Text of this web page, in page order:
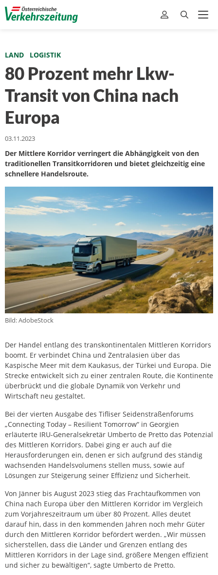
LAND LOGISTIK
80 Prozent mehr Lkw-
Transit von China nach
Europa
03.11.2023
Der Mittlere Korridor verringert die Abhängigkeit von den
traditionellen Transitkorridoren und bietet gleichzeitig eine
schnellere Handelsroute.
Bild: AdobeStock
Der Handel entlang des transkontinentalen Mittleren Korridors
boomt. Er verbindet China und Zentralasien über das
Kaspische Meer mit dem Kaukasus, der Türkei und Europa. Die
Strecke entwickelt sich zu einer zentralen Route, die Kontinente
überbrückt und die globale Dynamik von Verkehr und
Wirtschaft neu gestaltet.
Bei der vierten Ausgabe des Tifliser Seidenstraßenforums
„Connecting Today – Resilient Tomorrow“ in Georgien
erläuterte IRU-Generalsekretär Umberto de Pretto das Potenzial
des Mittleren Korridors. Dabei ging er auch auf die
Herausforderungen ein, denen er sich aufgrund des ständig
wachsenden Handelsvolumens stellen muss, sowie auf
Lösungen zur Steigerung seiner Effizienz und Sicherheit.
Von Jänner bis August 2023 stieg das Frachtaufkommen von
China nach Europa über den Mittleren Korridor im Vergleich
zum Vorjahreszeitraum um über 80 Prozent. Alles deutet
darauf hin, dass in den kommenden Jahren noch mehr Güter
durch den Mittleren Korridor befördert werden. „Wir müssen
sicherstellen, dass die Länder und Grenzen entlang des
Mittleren Korridors in der Lage sind, größere Mengen effizient
und sicher zu bewältigen“, sagte Umberto de Pretto.